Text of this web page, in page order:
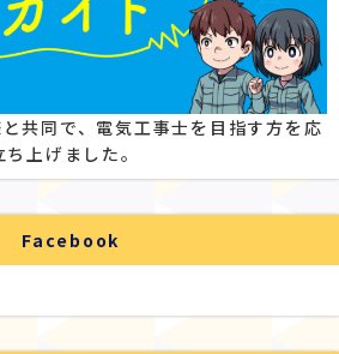
共同で、電気工事士を目指す方を応
上げました。
Facebook